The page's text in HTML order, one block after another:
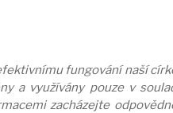
fungování naší
a využívány pouze v
zacházejte